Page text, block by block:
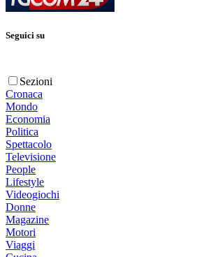
Seguici su
Sezioni
Cronaca
Mondo
Economia
Politica
Spettacolo
Televisione
People
Lifestyle
Videogiochi
Donne
Magazine
Motori
Viaggi